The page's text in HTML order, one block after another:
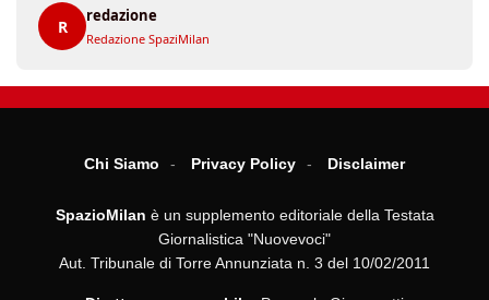
R
redazione
Redazione SpaziMilan
Chi Siamo Privacy Policy Disclaimer
SpazioMilan è un supplemento editoriale della Testata
Giornalistica "Nuovevoci"
Aut. Tribunale di Torre Annunziata n. 3 del 10/02/2011